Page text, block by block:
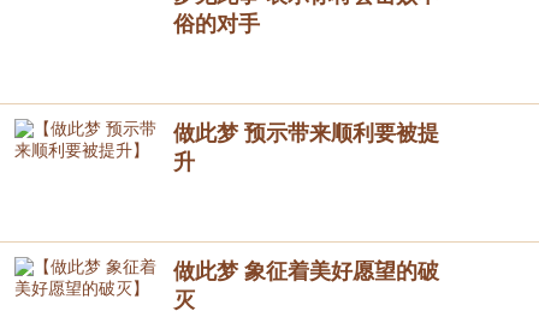
俗的对手
做此梦 预示带来顺利要被提
升
做此梦 象征着美好愿望的破
灭